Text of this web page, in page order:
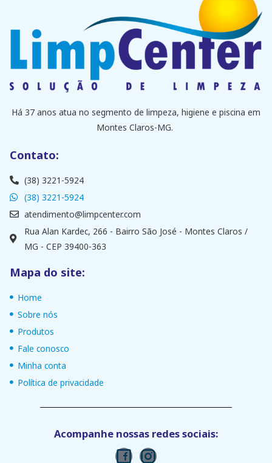
Há 37 anos atua no segmento de limpeza, higiene e piscina em
Montes Claros-MG.
Contato:
(38) 3221-5924
(38) 3221-5924
atendimento@limpcenter.com
Rua Alan Kardec, 266 - Bairro São José - Montes Claros /
MG - CEP 39400-363
Mapa do site:
Home
Sobre nós
Produtos
Fale conosco
Minha conta
Política de privacidade
Acompanhe nossas redes sociais: